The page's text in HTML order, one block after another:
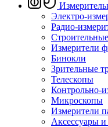
Электро-
Радио-
Измерители
Бинокли
Зрительные
Телескопы
Контрольно-
Микроскопы
Измерители
Аксессуары